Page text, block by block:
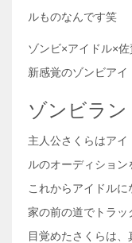
ルものなんです笑
ゾンビ×アイドル×
新感覚のゾンビアイ
ゾンビラ
主人公さくらはア
ルのオーディション
これからアイドルに
家の前の道でトラッ
目覚めたさくらは、